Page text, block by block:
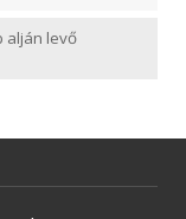
alján levő